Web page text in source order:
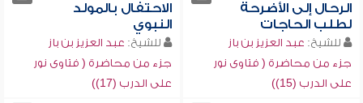
الرحال إلى الأضرحة
لطلب الحاجات
للشيخ: عبد العزيز بن باز
جزء من محاضرة ( فتاوى نور
على الدرب (15))
الاحتفال بالمولد
النبوي
للشيخ: عبد العزيز بن باز
جزء من محاضرة ( فتاوى نور
على الدرب (17))